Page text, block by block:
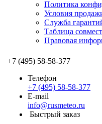
Политика
Условия
Служба
Таблица
Правовая
+7 (495) 58-58-377
Телефон
+7 (495) 58-58-377
E-mail
info@rusmeteo.ru
Быстрый заказ